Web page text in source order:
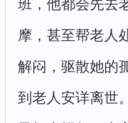
班，他都会先去
摩，甚至帮老人
解闷，驱散她的
到老人安详离世